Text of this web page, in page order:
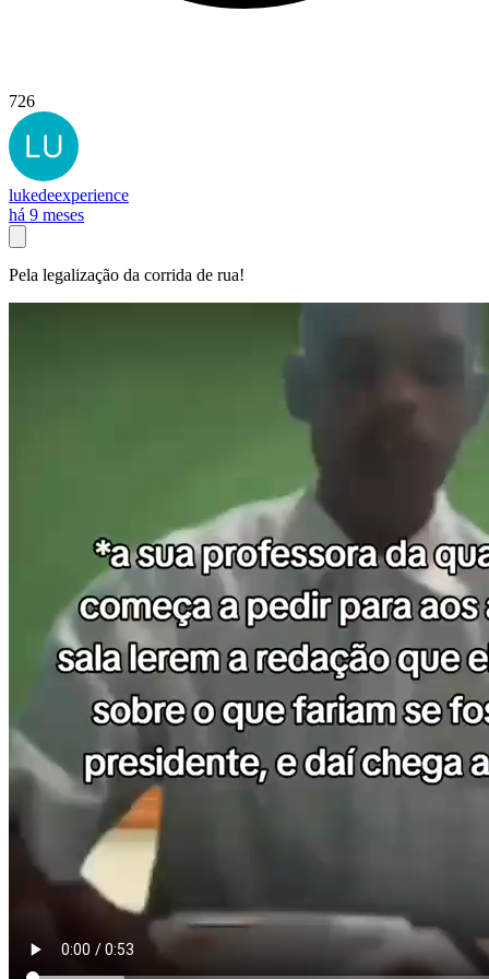
726
lukedeexperience
há 9 meses
Pela legalização da corrida de rua!